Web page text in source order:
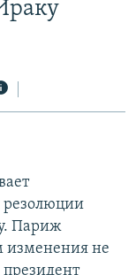
Париж
изменения не